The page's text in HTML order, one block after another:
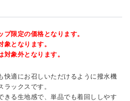
限定の価格となります。
となります。
象外となります。
快適にお召しいただけるように撥水機
ックスです。
きる生地感で、単品でも着回ししやす